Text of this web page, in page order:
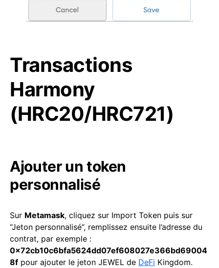
Transactions
Harmony
(HRC20/HRC721)
Ajouter un token
personnalisé
Sur Metamask, cliquez sur Import Token puis sur
“Jeton personnalisé”, remplissez ensuite l’adresse du
contrat, par exemple :
0x72cb10c6bfa5624dd07ef608027e366bd69004
8f pour ajouter le jeton JEWEL de DeFi Kingdom.